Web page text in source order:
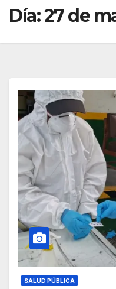
Día:27 de
SALUD PÚBLICA